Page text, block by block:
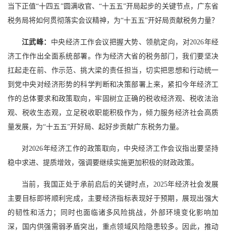
当下正值“十四五”圆满收官、“十五五”开局起步的关键节点，广东省
税务局将如何贯彻落实会议精神，为“十五五”开好局贡献税务力量？
江武峰： 中央经济工作会议把握大势、领航定向，对2026年经
济工作作出全面系统部署。作为经济大省的税务部门，我们要坚决
扛起走在前、作示范、挑大梁的责任担当，切实把思想和行动统一
到党中央对经济形势的科学判断和决策部署上来，紧扣今年经济工
作的总体要求和政策取向，牢固树立正确的税收经济观、税收法治
观、税收生态观，立足税收职能积极作为，倾力服务经济社会高质
量发展，为“十五五”开好局、起好步贡献广东税务力量。
对2026年经济工作的政策取向，中央经济工作会议指出要坚持
稳中求进、提质增效，强调要继续实施更加积极的财政政策。
当前，我国正处于承前启后的关键时点，2025年经济社会发展
主要目标即将顺利完成，主要经济指标表现好于预期，展现出强大
的韧性和活力；同时也面临诸多风险挑战，外部环境变化影响加
深，国内供强需弱矛盾突出，重点领域风险隐患较多。因此，推动